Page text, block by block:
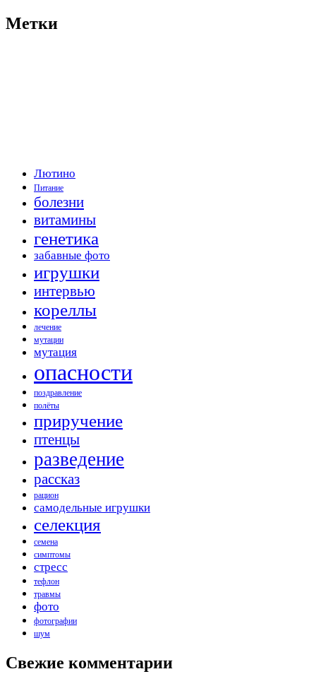
Метки
Лютино
Питание
болезни
витамины
генетика
забавные фото
игрушки
интервью
кореллы
лечение
мутации
мутация
опасности
поздравление
полёты
приручение
птенцы
разведение
рассказ
рацион
самодельные игрушки
селекция
семена
симптомы
стресс
тефлон
травмы
фото
фотографии
шум
Свежие комментарии